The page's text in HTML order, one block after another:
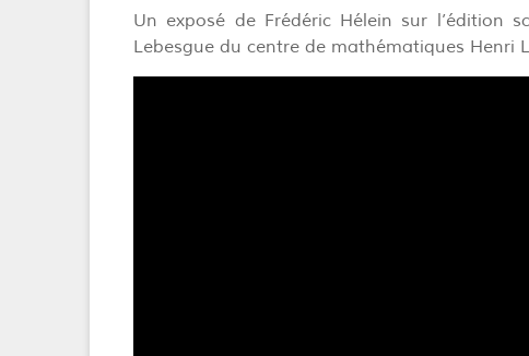
Un exposé de Frédéric Hélein sur l’édition
Lebesgue du centre de mathématiques Henri